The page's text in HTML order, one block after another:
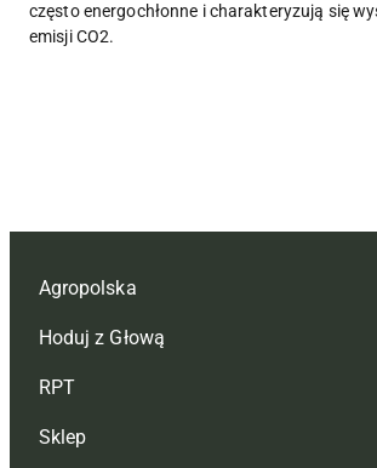
często energochłonne i charakteryzują się
emisji CO2.
Agropolska
Redakcja
Reklama
Tagi
Hoduj z Głową
Hoduj z głową bydło
Hoduj z głową świnie
RPT
Redakcja
Sklep